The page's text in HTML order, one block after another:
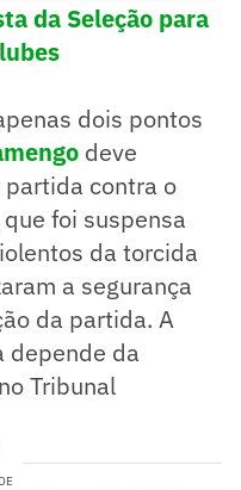
da Seleção para
dois pontos
deve
contra o
que foi suspensa
da torcida
a segurança
da partida. A
depende da
Tribunal